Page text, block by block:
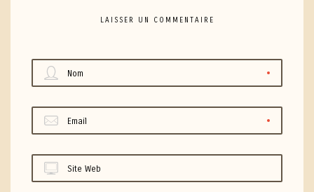
LAISSER UN COMMENTAIRE
Nom
Email
Site Web